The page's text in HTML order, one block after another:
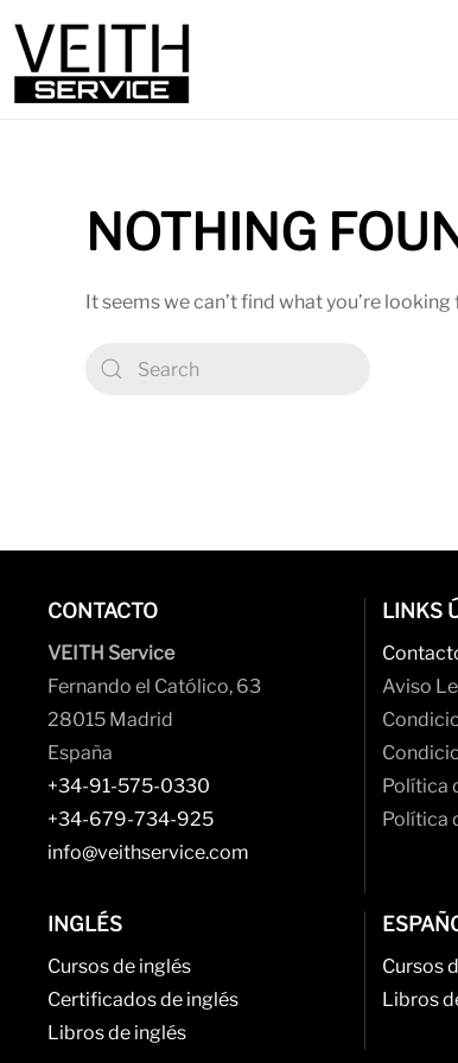
NOTHING
It seems we can’t find what you’re
CONTACTO
VEITH Service
Fernando el Católico, 63
28015 Madrid
España
+34-91-575-0330
+34-679-734-925
info@veithservice.com
LINKS
Aviso
Política
Política
INGLÉS
Cursos de inglés
Certificados de inglés
Libros de inglés
Cursos
Libros